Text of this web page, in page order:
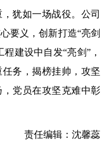
犹如一场战役。公司
要义，创新打造“亮剑
建设中自发“亮剑”，
务，揭榜挂帅，攻坚
党员在攻坚克难中彰
责任编辑：沈馨蕊